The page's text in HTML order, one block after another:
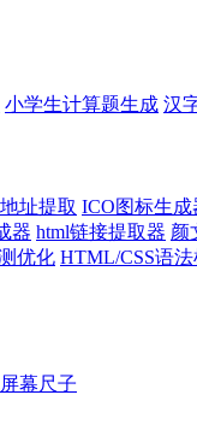
小学生计算题生成 汉
址提取 ICO图标生成
器 html链接提取器 颜
优化 HTML/CSS语
幕尺子